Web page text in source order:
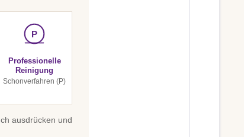
P
Professionelle
Reinigung
Schonverfahren (P)
ausdrücken und